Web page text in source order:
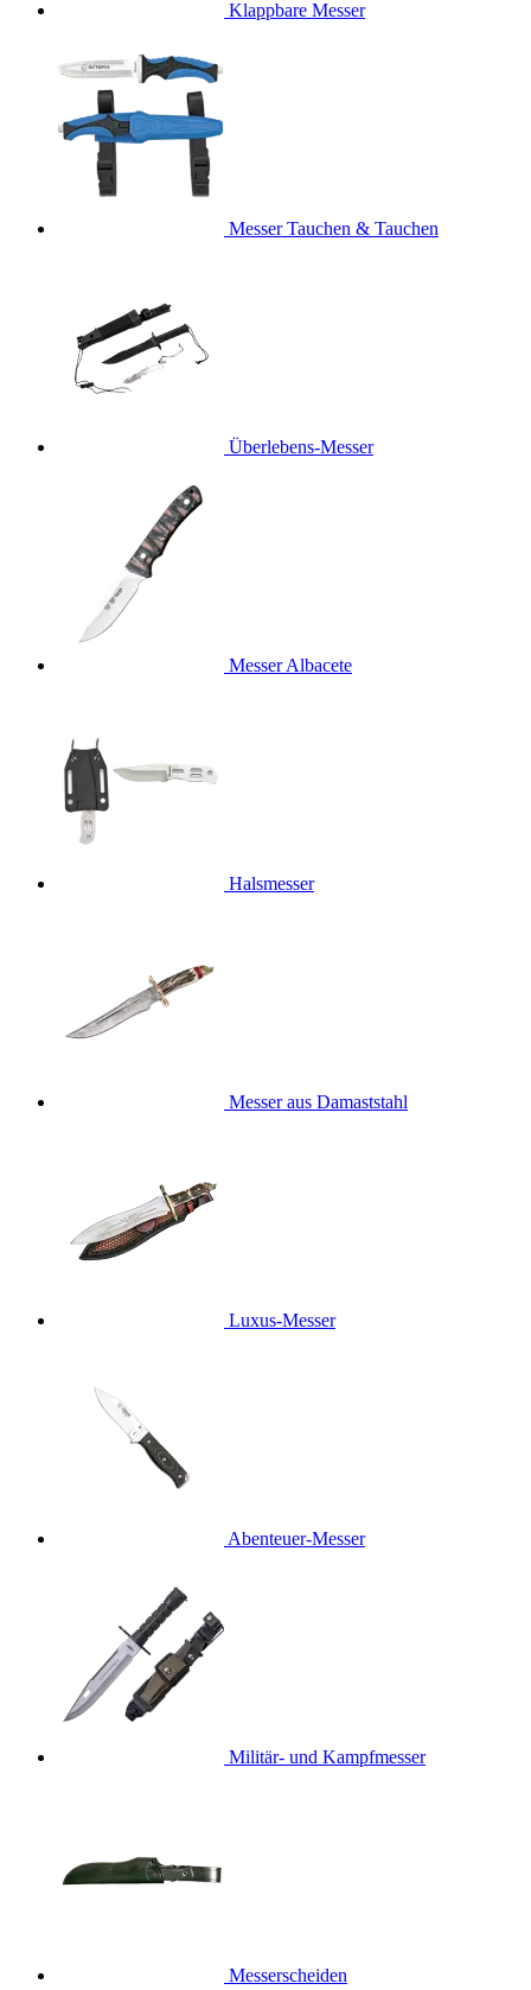
Klappbare Messer
Messer Tauchen & Tauchen
Überlebens-Messer
Messer Albacete
Halsmesser
Messer aus Damaststahl
Luxus-Messer
Abenteuer-Messer
Militär- und Kampfmesser
Messerscheiden